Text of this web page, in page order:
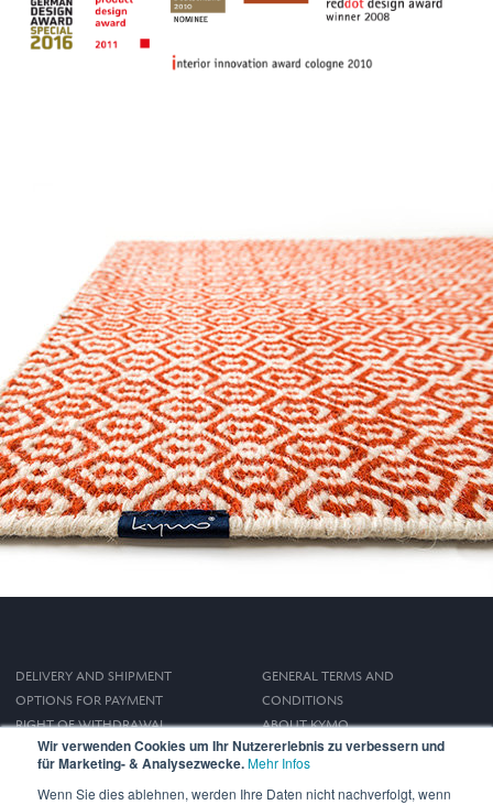
Wir verwenden Cookies um Ihr Nutzererlebnis zu verbessern und
für Marketing- & Analysezwecke.Mehr Infos
Wenn Sie dies ablehnen, werden Ihre Daten nicht nachverfolgt, wenn
DELIVERY AND SHIPMENT
OPTIONS FOR PAYMENT
RIGHT OF WITHDRAWAL
GENERAL TERMS AND
CONDITIONS
ABOUT KYMO
IMPRINT
PRIVACY POLICY